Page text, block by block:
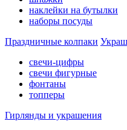
наклейки на бутылки
наборы посуды
Праздничные колпаки
свечи-цифры
свечи фигурные
фонтаны
топперы
Гирлянды и украшения